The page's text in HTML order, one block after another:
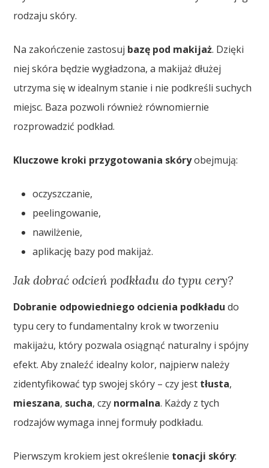
rodzaju skóry.
Na zakończenie zastosuj bazę pod makijaż. Dzięki
niej skóra będzie wygładzona, a makijaż dłużej
utrzyma się w idealnym stanie i nie podkreśli suchych
miejsc. Baza pozwoli również równomiernie
rozprowadzić podkład.
Kluczowe kroki przygotowania skóryobejmują:
oczyszczanie,
peelingowanie,
nawilżenie,
aplikację bazy pod makijaż.
Jak dobrać odcień podkładu do typu cery?
Dobranie odpowiedniego odcienia podkładu do
typu cery to fundamentalny krok w tworzeniu
makijażu, który pozwala osiągnąć naturalny i spójny
efekt. Aby znaleźć idealny kolor, najpierw należy
zidentyfikować typ swojej skóry – czy jest tłusta,
mieszana, sucha, czy normalna. Każdy z tych
rodzajów wymaga innej formuły podkładu.
Pierwszym krokiem jest określenie tonacji skóry: